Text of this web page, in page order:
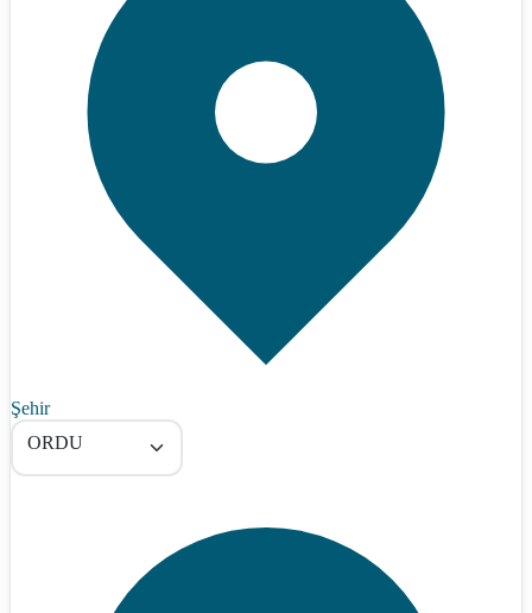
Şehir
ORDU